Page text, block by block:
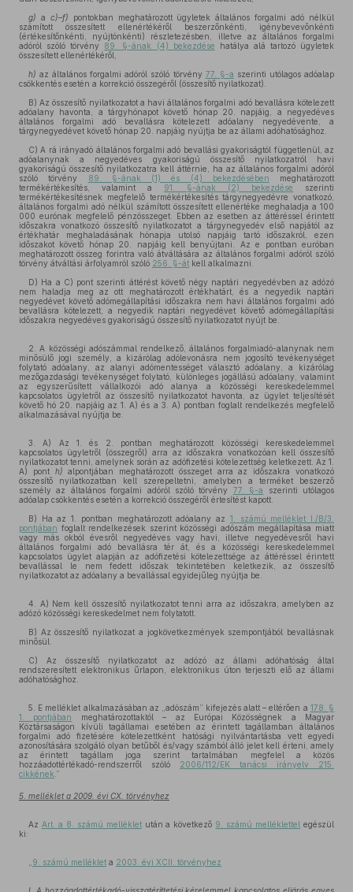
g) a c)–f) pontokban meghatározott ügyletek általános forgalmi adó nélkül
számított összesített ellenértékéről beszerzőnkénti, igénybevevőnkénti
(értékesítőnkénti, nyújtónkénti) részletezésben, illetve az általános forgalmi
adóról szóló törvény 89. §-ának (4) bekezdése hatálya alá tartozó ügyletek
összesített ellenértékéről,
h) az általános forgalmi adóról szóló törvény 77. §-a szerinti utólagos adóalap
csökkentés esetén a korrekció összegéről (összesítő nyilatkozat).
B) Az összesítő nyilatkozatot a havi általános forgalmi adó bevallásra kötelezett
adóalany havonta, a tárgyhónapot követő hónap 20. napjáig, a negyedéves
általános forgalmi adó bevallásra kötelezett adóalany negyedévente, a
tárgynegyedévet követő hónap 20. napjáig nyújtja be az állami adóhatósághoz.
C) A rá irányadó általános forgalmi adó bevallási gyakoriságtól függetlenül, az
adóalanynak a negyedéves gyakoriságú összesítő nyilatkozatról havi
gyakoriságú összesítő nyilatkozatra kell áttérnie, ha az általános forgalmi adóról
szóló törvény
89. §-ának (1) és (4) bekezdésében meghatározott
termékértékesítés, valamint a 91. §-ának (2) bekezdése szerinti
termékértékesítésnek megfelelő termékértékesítés tárgynegyedévre vonatkozó,
általános forgalmi adó nélkül számított összesített ellenértéke meghaladja a 100
000 eurónak megfelelő pénzösszeget. Ebben az esetben az áttéréssel érintett
időszakra vonatkozó összesítő nyilatkozatot a tárgynegyedév első napjától az
értékhatár meghaladásának hónapja utolsó napjáig tartó időszakról, ezen
időszakot követő hónap 20. napjáig kell benyújtani. Az e pontban euróban
meghatározott összeg forintra való átváltására az általános forgalmi adóról szóló
törvény átváltási árfolyamról szóló 256. §-át kell alkalmazni.
D) Ha a C) pont szerinti áttérést követő négy naptári negyedévben az adózó
nem haladja meg az ott meghatározott értékhatárt, és a negyedik naptári
negyedévet követő adómegállapítási időszakra nem havi általános forgalmi adó
bevallásra kötelezett, a negyedik naptári negyedévet követő adómegállapítási
időszakra negyedéves gyakoriságú összesítő nyilatkozatot nyújt be.
2. A közösségi adószámmal rendelkező, általános forgalmiadó-alanynak nem
minősülő jogi személy, a kizárólag adólevonásra nem jogosító tevékenységet
folytató adóalany, az alanyi adómentességet választó adóalany, a kizárólag
mezőgazdasági tevékenységet folytató, különleges jogállású adóalany, valamint
az egyszerűsített vállalkozói adó alanya a közösségi kereskedelemmel
kapcsolatos ügyletről az összesítő nyilatkozatot havonta, az ügylet teljesítését
követő hó 20. napjáig az 1. A) és a 3. A) pontban foglalt rendelkezés megfelelő
alkalmazásával nyújtja be.
3. A) Az 1. és 2. pontban meghatározott közösségi kereskedelemmel
kapcsolatos ügyletről (összegről) arra az időszakra vonatkozóan kell összesítő
nyilatkozatot tenni, amelynek során az adófizetési kötelezettség keletkezett. Az 1.
A) pont h) alpontjában meghatározott összeget arra az időszakra vonatkozó
összesítő nyilatkozatban kell szerepeltetni, amelyben a terméket beszerző
személy az általános forgalmi adóról szóló törvény 77. §-a
szerinti utólagos
adóalap csökkentés esetén a korrekció összegéről értesítést kapott.
B) Ha az 1. pontban meghatározott adóalany az 1. számú melléklet I./B/3.
pontjában foglalt rendelkezések szerint közösségi adószám megállapítása miatt
vagy más okból évesről negyedéves vagy havi, illetve negyedévesről havi
általános forgalmi adó bevallásra tér át, és a közösségi kereskedelemmel
kapcsolatos ügylet alapján az adófizetési kötelezettsége az áttéréssel érintett
bevallással le nem fedett időszak tekintetében keletkezik, az összesítő
nyilatkozatot az adóalany a bevallással egyidejűleg nyújtja be.
4. A) Nem kell összesítő nyilatkozatot tenni arra az időszakra, amelyben az
adózó közösségi kereskedelmet nem folytatott.
B) Az összesítő nyilatkozat a jogkövetkezmények szempontjából bevallásnak
minősül.
C) Az összesítő nyilatkozatot az adózó az állami adóhatóság által
rendszeresített elektronikus űrlapon, elektronikus úton terjeszti elő az állami
adóhatósághoz.
5. E melléklet alkalmazásában az „adószám” kifejezés alatt – eltérően a 178. §
1. pontjában
meghatározottaktól – az Európai Közösségnek a Magyar
Köztársaságon kívüli tagállamai esetében az érintett tagállamban általános
forgalmi adó fizetésére kötelezettként hatósági nyilvántartásba vett egyedi
azonosítására szolgáló olyan betűből és/vagy számból álló jelet kell érteni, amely
az érintett tagállam joga szerint tartalmában megfelel a közös
hozzáadottértékadó-rendszerről szóló 2006/112/EK tanácsi irányelv 215.
cikkének .”
5. melléklet a 2009. évi CX. törvényhez
Az Art. a 8. számú mellékletután a következő 9. számú melléklettel egészül
ki:
9. számú melléklet a 2003. évi XCII. törvényhez